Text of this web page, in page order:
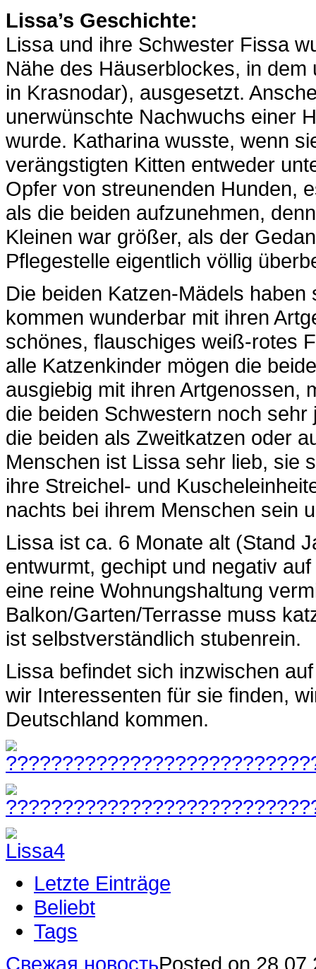
Lissa’s Geschichte:
Lissa und ihre Schwester Fissa
Nähe des Häuserblockes, in
in Krasnodar), ausgesetzt.
unerwünschte Nachwuchs einer
wurde. Katharina wusste, wenn
verängstigten Kitten entweder
Opfer von streunenden Hunden,
als die beiden aufzunehmen,
Kleinen war größer, als der
Pflegestelle eigentlich völlig
Die beiden Katzen-Mädels
kommen wunderbar mit ihren
schönes, flauschiges weiß-rotes
alle Katzenkinder mögen die
ausgiebig mit ihren Artgenossen,
die beiden Schwestern noch
die beiden als Zweitkatzen oder
Menschen ist Lissa sehr lieb, sie
ihre Streichel- und
nachts bei ihrem Menschen sein
Lissa ist ca. 6 Monate alt (Stand
entwurmt, gechipt und negativ
eine reine Wohnungshaltung
Balkon/Garten/Terrasse muss
ist selbstverständlich stubenrein.
Lissa befindet sich inzwischen
wir Interessenten für sie finden,
Deutschland kommen.
Letzte Einträge
Beliebt
Tags
Свежая новостьPosted on